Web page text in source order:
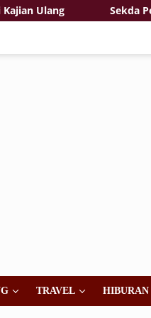
Ulang Sekda
TRAVEL HIBURAN